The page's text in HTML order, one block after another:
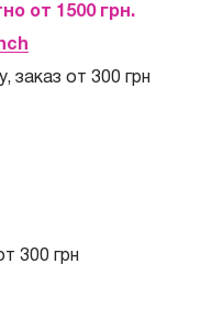
от 1500 грн.
заказ от 300 грн
300 грн